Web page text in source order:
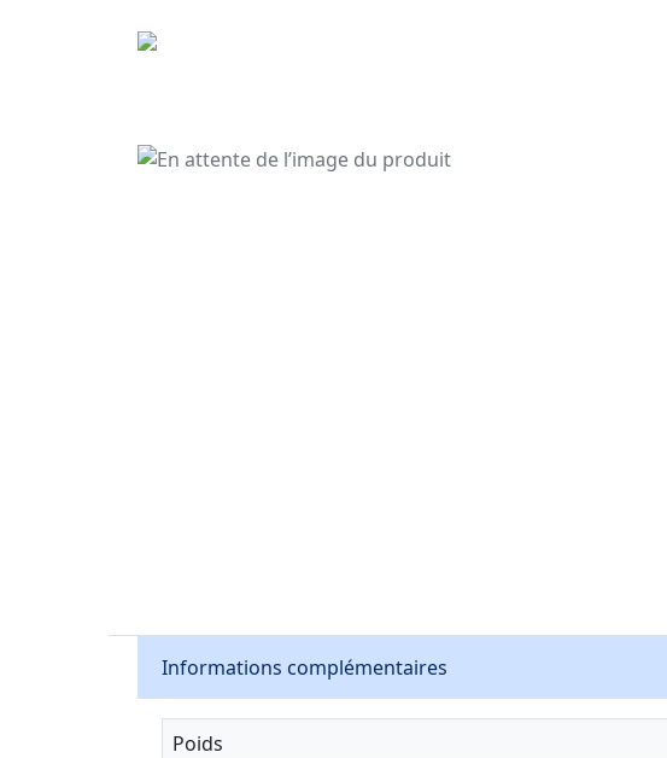
Informations complémentaires
Poids